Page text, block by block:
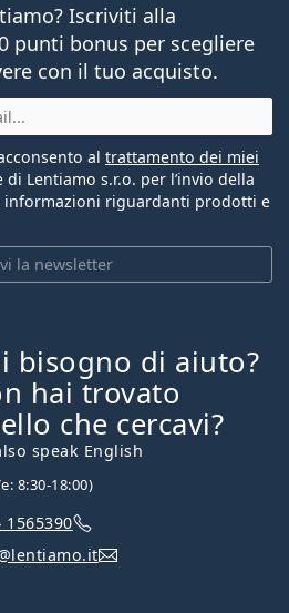
Iscriviti alla
punti bonus per scegliere
con il tuo acquisto.
la newsletter
al trattamento dei miei
di Lentiamo s.r.o. per l’invio della
informazioni riguardanti prodotti e
bisogno di aiuto?
hai trovato
che cercavi?
speak English
8:30-18:00)
1565390